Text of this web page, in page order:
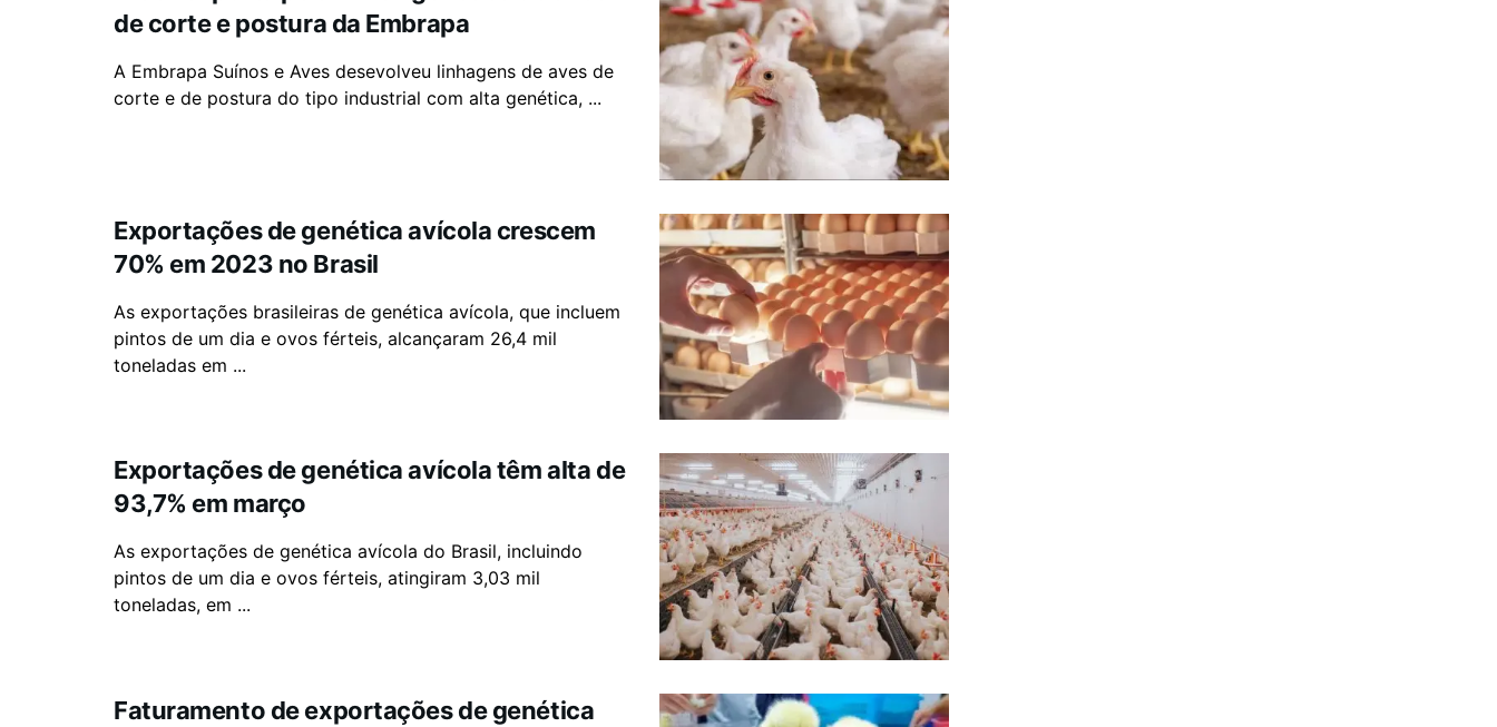
de corte e postura da Embrapa
A Embrapa Suínos e Aves desevolveu linhagens de aves de
corte e de postura do tipo industrial com alta genética, ...
Exportações de genética avícola crescem
70% em 2023 no Brasil
As exportações brasileiras de genética avícola, que incluem
pintos de um dia e ovos férteis, alcançaram 26,4 mil
toneladas em ...
Exportações de genética avícola têm alta de
93,7% em março
As exportações de genética avícola do Brasil, incluindo
pintos de um dia e ovos férteis, atingiram 3,03 mil
toneladas, em ...
Faturamento de exportações de genética